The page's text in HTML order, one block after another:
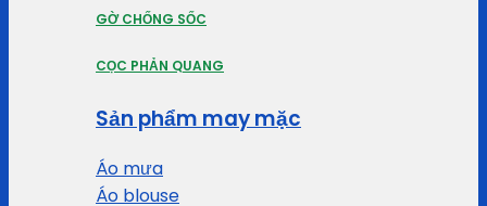
GỜ CHỐNG SỐC
CỌC PHẢN QUANG
Sản phẩm may mặc
Áo mưa
Áo blouse